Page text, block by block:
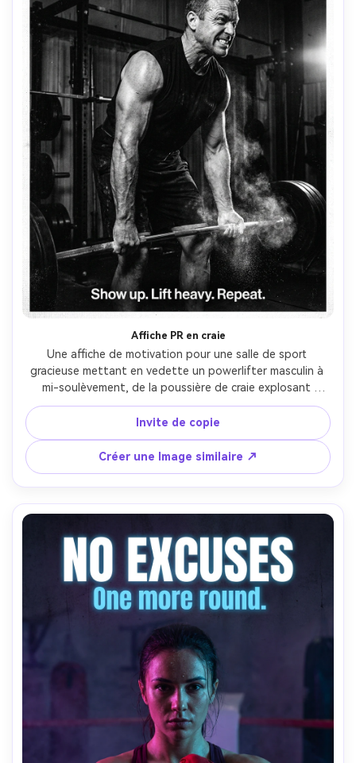
Affiche PR en craie
Une affiche de motivation pour une salle de sport
gracieuse mettant en vedette un powerlifter masculin à
mi-soulèvement, de la poussière de craie explosant
autour de ses mains, une expression intense et
concentrée, un haut noir sans manches, une définition
des veines et des muscles, un fond de gymnase industriel
sombre, un seul éclairage latéral de boîte softbox
dramatique avec des ombres profondes, un titre
typographique blanc audacieux en haut: "Gagnez chaque
répétition", un sous-texte plus petit en bas: "Affichez-
vous. Soulevez lourd. Répétez.", superposition de texture
en détresse, classement des couleurs monochrome à haut
contraste, texture photoréaliste de la peau, grain
d'impression d'affiche, prise sur Sony A7IV, 85 mm f/1.4,
composition verticale avec des marges claires et
sécuritaires pour le texte-AR 4:5
Invite de copie
Créer une Image similaire ↗